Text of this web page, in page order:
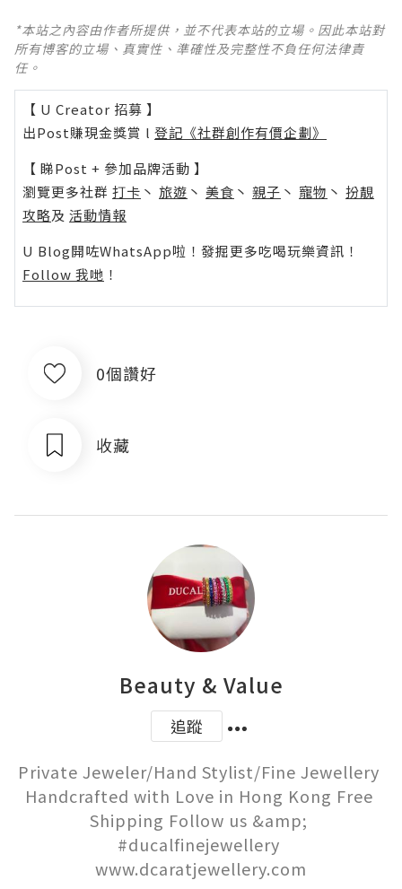
*本站之內容由作者所提供，並不代表本站的立場。因此本站對
所有博客的立場、真實性、準確性及完整性不負任何法律責
任。
【 U Creator 招募 】
出Post賺現金獎賞 l 登記《社群創作有價企劃》
【 睇Post + 參加品牌活動 】
瀏覽更多社群 打卡 丶 旅遊 丶 美食 丶 親子 丶 寵物 丶 扮靚
攻略及 活動情報
U Blog開咗WhatsApp啦！發掘更多吃喝玩樂資訊！
Follow 我哋 ！
0個讚好
收藏
Beauty & Value
追蹤
Private Jeweler/Hand Stylist/Fine Jewellery
Handcrafted with Love in Hong Kong Free
Shipping Follow us &amp;
#ducalfinejewellery
www.dcaratjewellery.com